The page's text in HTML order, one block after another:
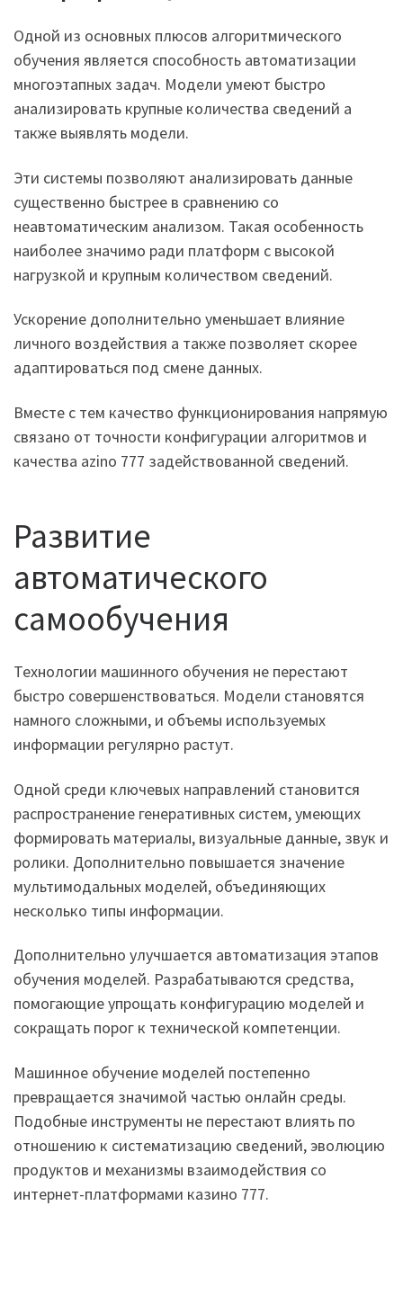
Одной из основных плюсов алгоритмического
обучения является способность автоматизации
многоэтапных задач. Модели умеют быстро
анализировать крупные количества сведений а
также выявлять модели.
Эти системы позволяют анализировать данные
существенно быстрее в сравнению со
неавтоматическим анализом. Такая особенность
наиболее значимо ради платформ с высокой
нагрузкой и крупным количеством сведений.
Ускорение дополнительно уменьшает влияние
личного воздействия а также позволяет скорее
адаптироваться под смене данных.
Вместе с тем качество функционирования напрямую
связано от точности конфигурации алгоритмов и
качества azino 777 задействованной сведений.
Развитие
автоматического
самообучения
Технологии машинного обучения не перестают
быстро совершенствоваться. Модели становятся
намного сложными, и объемы используемых
информации регулярно растут.
Одной среди ключевых направлений становится
распространение генеративных систем, умеющих
формировать материалы, визуальные данные, звук и
ролики. Дополнительно повышается значение
мультимодальных моделей, объединяющих
несколько типы информации.
Дополнительно улучшается автоматизация этапов
обучения моделей. Разрабатываются средства,
помогающие упрощать конфигурацию моделей и
сокращать порог к технической компетенции.
Машинное обучение моделей постепенно
превращается значимой частью онлайн среды.
Подобные инструменты не перестают влиять по
отношению к систематизацию сведений, эволюцию
продуктов и механизмы взаимодействия со
интернет-платформами казино 777.